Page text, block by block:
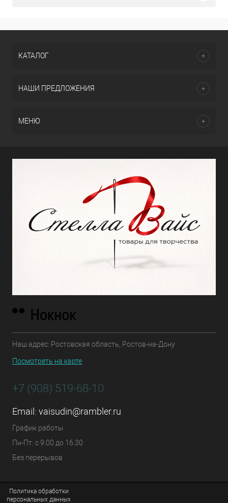
КАТАЛОГ
НАШИ ПРЕДЛОЖЕНИЯ
МЕНЮ
Наш адрес: Ростовская область, Ростов-на-Дону
Посмотреть на карте
+7 (908) 519-68-10
Email: vaisudin@rambler.ru
График работы
Пн-Пт: с 9:00 до 16:30
Без перерывов
Политика обработки
персональных данных